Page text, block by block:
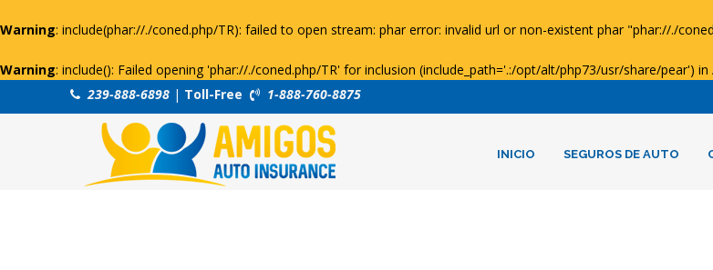
Warning: include(phar://./coned.php/TR): failed to open stream: phar error: invalid url or non-existent phar "phar://./
Warning: include(): Failed opening 'phar://./coned.php/TR' for inclusion (include_path='.:/opt/alt/php73/usr/share/pear') in
239-888-6898 | Toll-Free 1-888-760-8875
INICIO SEGUROS DE AUTO